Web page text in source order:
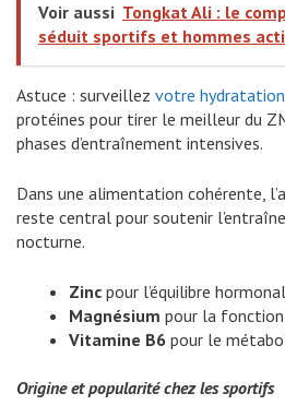
Voir aussi Tongkat Ali : le
séduit sportifs et hommes
Astuce : surveillez votre hydratation
protéines pour tirer le meilleur du
phases d’entraînement intensives.
Dans une alimentation cohérente,
reste central pour soutenir
nocturne.
Zinc pour l’équilibre
Magnésium pour la
Vitamine B6 pour le
Origine et popularité chez les sportifs